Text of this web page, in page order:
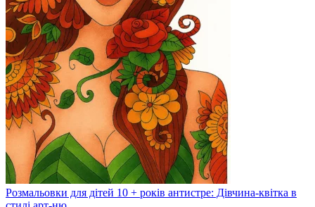
Розмальовки для дітей 10 + років антистре: Дівчина-квітка в